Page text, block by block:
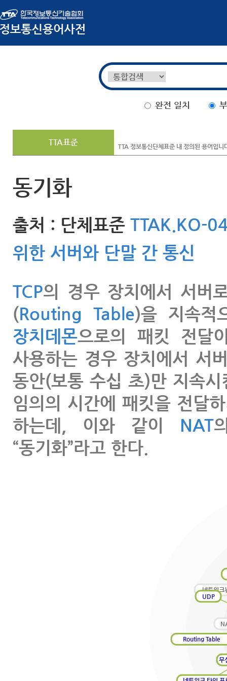
완전 일치
TTA표준 TTA 정보통신단체표준 내 정의된 용어입니
동기화
출처 : 단체표준 TTAK.KO-
위한 서버와 단말 간 통신
TCP의 경우 장치에서 서버
(Routing Table)을 지속적
장치데몬으로의 패킷 전달
사용하는 경우 장치에서 서
동안(보통 수십 초)만 지속
임의의 시간에 패킷을 전달
하는데, 이와 같이 NAT
“동기화”라고 한다.
무
네트워크
UDP
Routing Table